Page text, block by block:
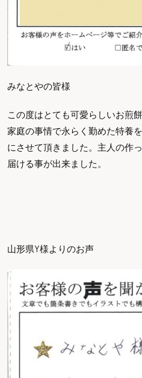
みなとやの皆様
この度はとても可愛らしいお煎
家庭の事情で永らく勤めた特養
にさせて頂きました。主人の作
届ける事が出来ました。
山形県Y様よりのお声